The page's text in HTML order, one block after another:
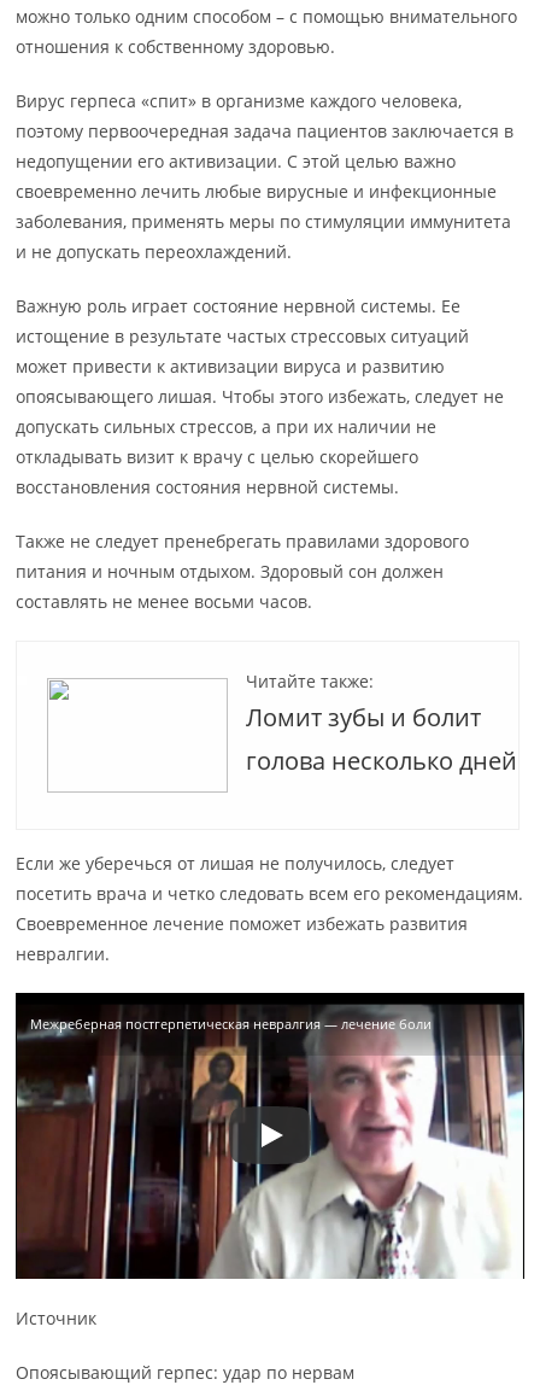
можно только одним способом – с помощью внимательного
отношения к собственному здоровью.
Вирус герпеса «спит» в организме каждого человека,
поэтому первоочередная задача пациентов заключается в
недопущении его активизации. С этой целью важно
своевременно лечить любые вирусные и инфекционные
заболевания, применять меры по стимуляции иммунитета
и не допускать переохлаждений.
Важную роль играет состояние нервной системы. Ее
истощение в результате частых стрессовых ситуаций
может привести к активизации вируса и развитию
опоясывающего лишая. Чтобы этого избежать, следует не
допускать сильных стрессов, а при их наличии не
откладывать визит к врачу с целью скорейшего
восстановления состояния нервной системы.
Также не следует пренебрегать правилами здорового
питания и ночным отдыхом. Здоровый сон должен
составлять не менее восьми часов.
Читайте также:
Ломит зубы и болит
голова несколько дней
Если же уберечься от лишая не получилось, следует
посетить врача и четко следовать всем его рекомендациям.
Своевременное лечение поможет избежать развития
невралгии.
Межреберная постгерпетическая невралгия — лечение боли
Источник
Опоясывающий герпес: удар по нервам